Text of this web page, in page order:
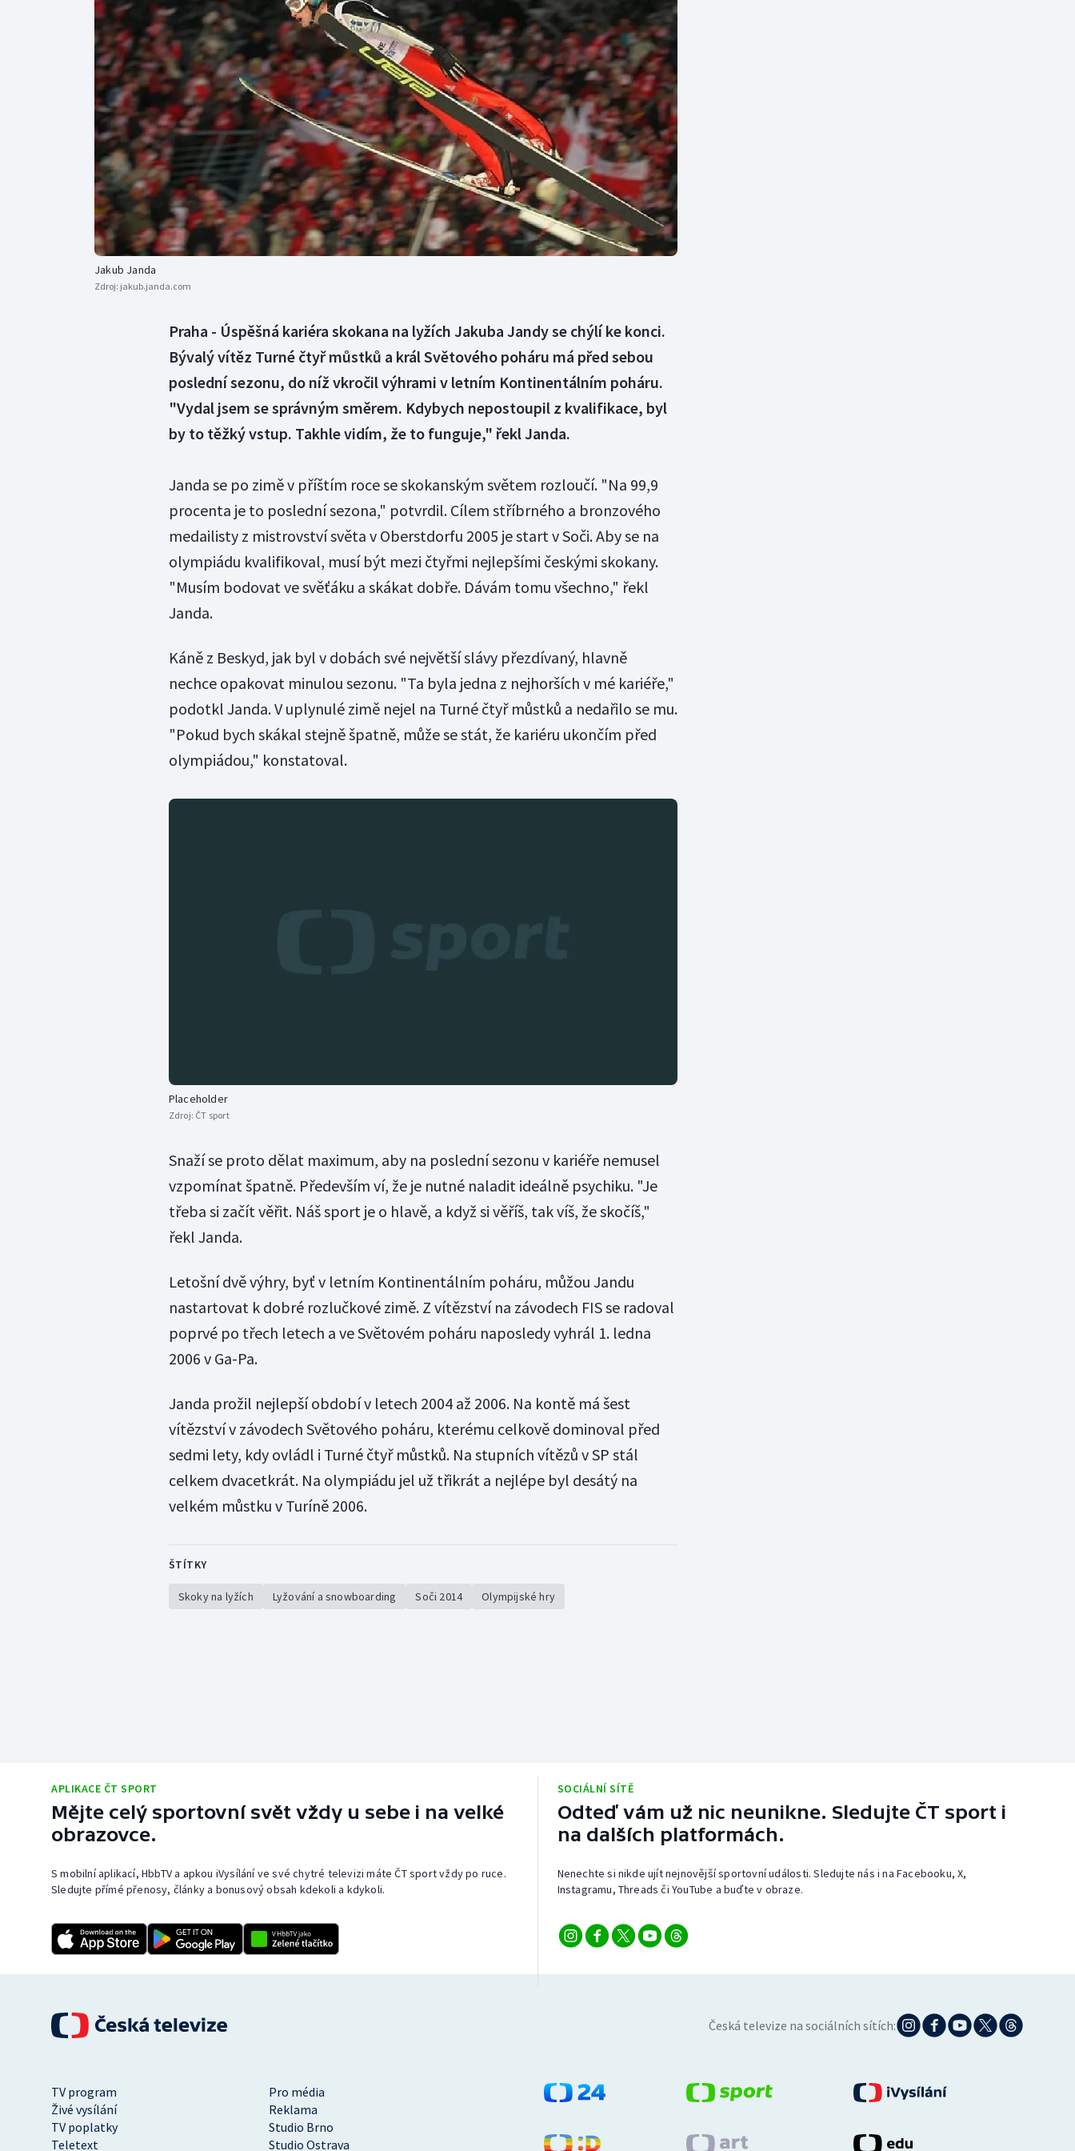
Curling
Dostihy
Florbal
Futsal
Golf
Gymnastika
Moderní pětiboj
Motorsport
Olympijské hry
Parasport
Plavání
Plážový volejbal
Triatlon
Veslování
Vodní slalom
Volejbal
Ostatní
Jakub Janda
Zdroj: jakub.janda.com
Praha - Úspěšná kariéra skokana na lyžích Jakuba Jandy se chýlí ke konci.
Bývalý vítěz Turné čtyř můstků a král Světového poháru má před sebou
poslední sezonu, do níž vkročil výhrami v letním Kontinentálním poháru.
"Vydal jsem se správným směrem. Kdybych nepostoupil z kvalifikace, byl
by to těžký vstup. Takhle vidím, že to funguje," řekl Janda.
Janda se po zimě v příštím roce se skokanským světem rozloučí. "Na 99,9
procenta je to poslední sezona," potvrdil. Cílem stříbrného a bronzového
medailisty z mistrovství světa v Oberstdorfu 2005 je start v Soči. Aby se na
olympiádu kvalifikoval, musí být mezi čtyřmi nejlepšími českými skokany.
"Musím bodovat ve svěťáku a skákat dobře. Dávám tomu všechno," řekl
Janda.
Káně z Beskyd, jak byl v dobách své největší slávy přezdívaný, hlavně
nechce opakovat minulou sezonu. "Ta byla jedna z nejhorších v mé kariéře,"
podotkl Janda. V uplynulé zimě nejel na Turné čtyř můstků a nedařilo se mu.
"Pokud bych skákal stejně špatně, může se stát, že kariéru ukončím před
olympiádou," konstatoval.
Placeholder
Zdroj: ČT sport
Snaží se proto dělat maximum, aby na poslední sezonu v kariéře nemusel
vzpomínat špatně. Především ví, že je nutné naladit ideálně psychiku. "Je
třeba si začít věřit. Náš sport je o hlavě, a když si věříš, tak víš, že skočíš,"
řekl Janda.
Letošní dvě výhry, byť v letním Kontinentálním poháru, můžou Jandu
nastartovat k dobré rozlučkové zimě. Z vítězství na závodech FIS se radoval
poprvé po třech letech a ve Světovém poháru naposledy vyhrál 1. ledna
2006 v Ga-Pa.
Janda prožil nejlepší období v letech 2004 až 2006. Na kontě má šest
vítězství v závodech Světového poháru, kterému celkově dominoval před
sedmi lety, kdy ovládl i Turné čtyř můstků. Na stupních vítězů v SP stál
celkem dvacetkrát. Na olympiádu jel už třikrát a nejlépe byl desátý na
velkém můstku v Turíně 2006.
ŠTÍTKY
Skoky na lyžích Lyžování a snowboarding Soči 2014 Olympijské hry
APLIKACE ČT SPORT
Mějte celý sportovní svět vždy u sebe i na velké
obrazovce.
S mobilní aplikací, HbbTV a apkou iVysílání ve své chytré televizi máte ČT sport vždy po ruce.
Sledujte přímé přenosy, články a bonusový obsah kdekoli a kdykoli.
SOCIÁLNÍ SÍTĚ
Odteď vám už nic neunikne. Sledujte ČT sport i
na dalších platformách.
Nenechte si nikde ujít nejnovější sportovní události. Sledujte nás i na Facebooku, X,
Instagramu, Threads či YouTube a buďte v obraze.
Česká televize na sociálních sítích:
TV program
Pro média
Živé vysílání
Reklama
TV poplatky
Studio Brno
Teletext
Studio Ostrava